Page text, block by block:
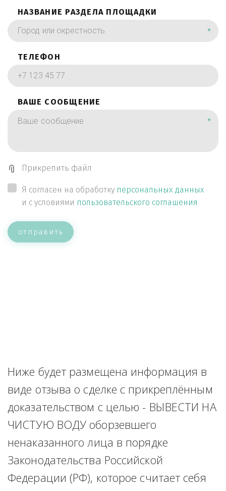
НАЗВАНИЕ РАЗДЕЛА ПЛОЩАДКИ
*
ТЕЛЕФОН
ВАШЕ СООБЩЕНИЕ
*
Прикрепить файл
Я согласен на обработку персональных данных
и с условиями пользовательского соглашения
отправить
Ниже будет размещена информация в
виде отзыва о сделке с прикреплённым
доказательством с целью - ВЫВЕСТИ НА
ЧИСТУЮ ВОДУ оборзевшего
ненаказанного лица в порядке
Законодательства Российской
Федерации (РФ), которое считает себя